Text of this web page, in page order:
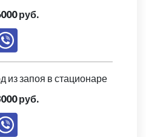
руб.
из запоя в стационаре
руб.